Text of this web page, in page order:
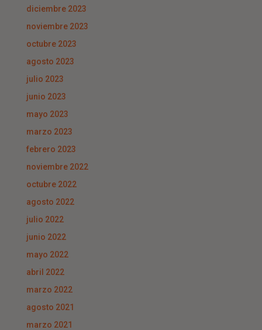
diciembre 2023
noviembre 2023
octubre 2023
agosto 2023
julio 2023
junio 2023
mayo 2023
marzo 2023
febrero 2023
noviembre 2022
octubre 2022
agosto 2022
julio 2022
junio 2022
mayo 2022
abril 2022
marzo 2022
agosto 2021
marzo 2021